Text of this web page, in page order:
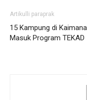
Artikulli paraprak
15 Kampung di Kaimana
Masuk Program TEKAD